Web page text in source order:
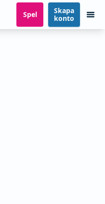
Spel
Skapa
konto